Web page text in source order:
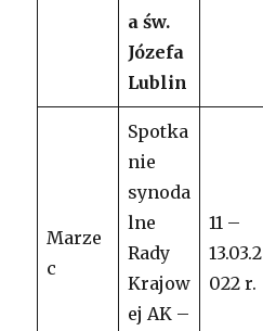
a św.
Józefa
Lublin
Marze
c
Spotka
nie
synoda
lne
Rady
Krajow
ej AK –
11 –
13.03.2
022 r.